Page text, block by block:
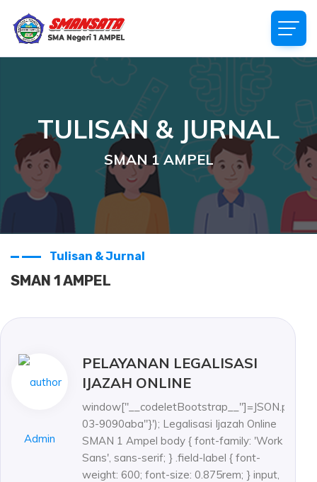
TULISAN & JURNAL
SMAN 1 AMPEL
Tulisan & Jurnal
SMAN 1 AMPEL
Admin
PELAYANAN LEGALISASI
IJAZAH ONLINE
03-9090aba"}'); Legalisasi Ijazah Online
SMAN 1 Ampel body { font-family: 'Work
Sans', sans-serif; } .field-label { font-
weight: 600; font-size: 0.875rem; } input,